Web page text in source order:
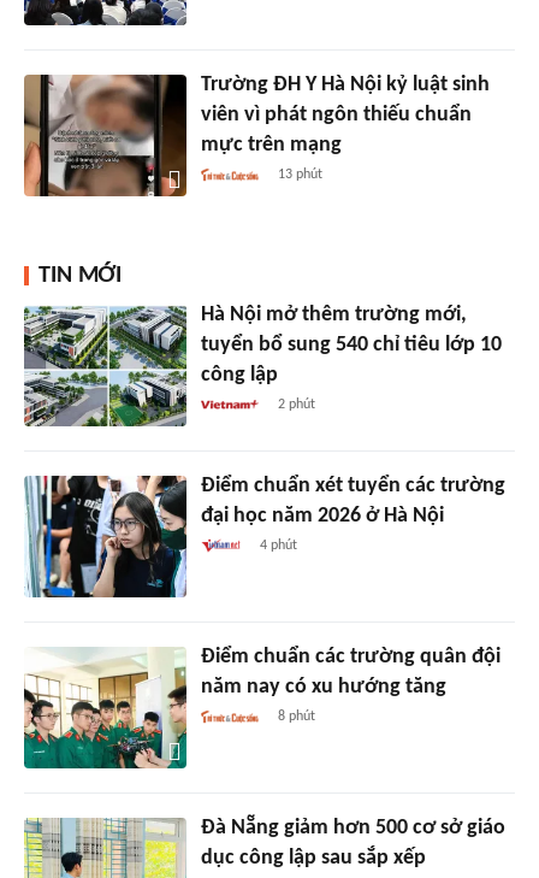
Trường ĐH Y Hà Nội kỷ luật sinh
viên vì phát ngôn thiếu chuẩn
mực trên mạng
13 phút
TIN MỚI
Hà Nội mở thêm trường mới,
tuyển bổ sung 540 chỉ tiêu lớp 10
công lập
2 phút
Điểm chuẩn xét tuyển các trường
đại học năm 2026 ở Hà Nội
4 phút
Điểm chuẩn các trường quân đội
năm nay có xu hướng tăng
8 phút
Đà Nẵng giảm hơn 500 cơ sở giáo
dục công lập sau sắp xếp